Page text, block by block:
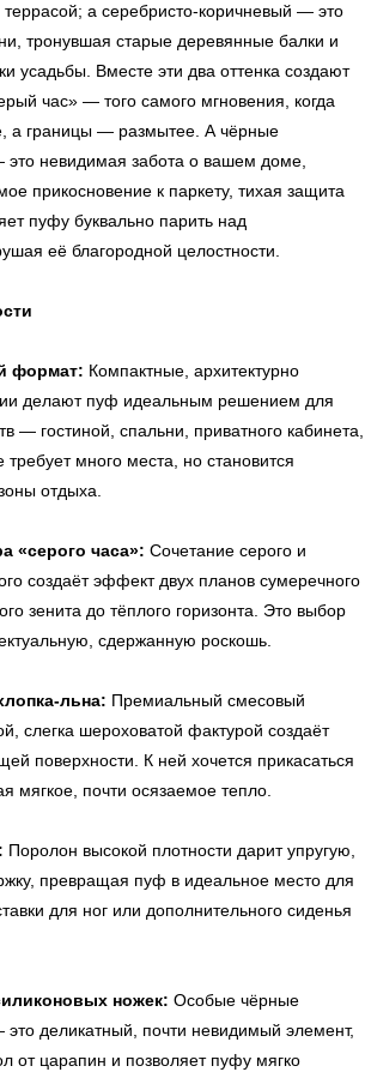
а серебристо-коричневый — это
тронувшая старые деревянные балки и
усадьбы. Вместе эти два оттенка создают
час» — того самого мгновения, когда
а границы — размытее. А чёрные
невидимая забота о вашем доме,
прикосновение к паркету, тихая защита
пуфу буквально парить над
её благородной целостности.
формат: Компактные, архитектурно
делают пуф идеальным решением для
— гостиной, спальни, приватного кабинета,
много места, но становится
отдыха.
«серого часа»: Сочетание серого и
создаёт эффект двух планов сумеречного
зенита до тёплого горизонта. Это выбор
сдержанную роскошь.
льна: Премиальный смесовый
слегка шероховатой фактурой создаёт
поверхности. К ней хочется прикасаться
мягкое, почти осязаемое тепло.
Поролон высокой плотности дарит упругую,
превращая пуф в идеальное место для
для ног или дополнительного сиденья
ножек: Особые чёрные
деликатный, почти невидимый элемент,
от царапин и позволяет пуфу мягко